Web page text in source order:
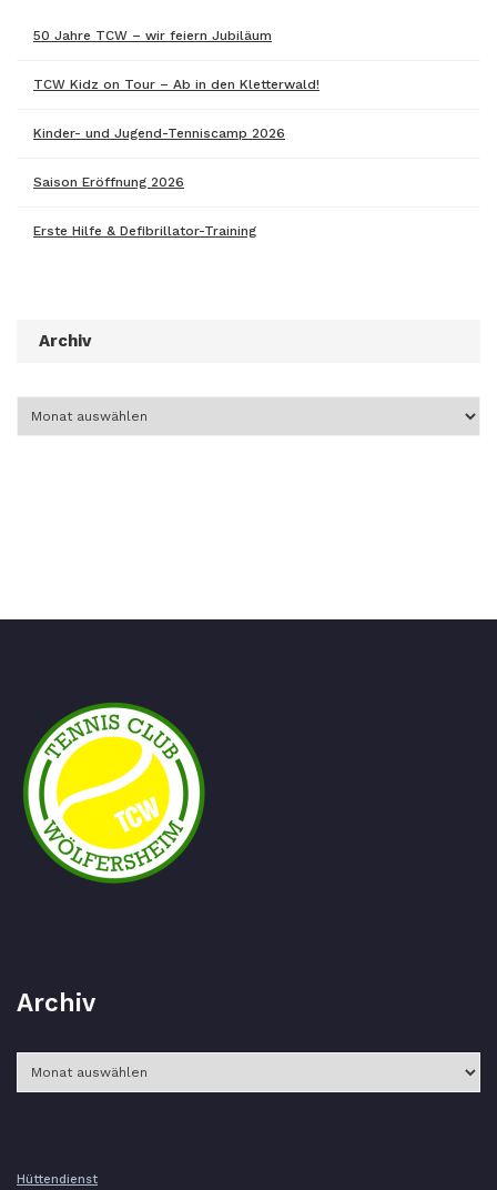
50 Jahre TCW – wir feiern Jubiläum
TCW Kidz on Tour – Ab in den Kletterwald!
Kinder- und Jugend-Tenniscamp 2026
Saison Eröffnung 2026
Erste Hilfe & Defibrillator-Training
Archiv
Archiv
Hüttendienst